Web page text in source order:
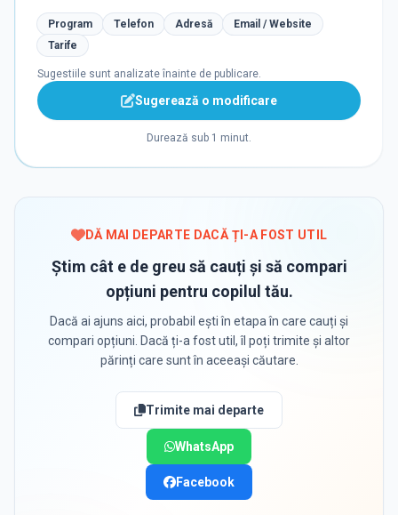
Program Telefon Adresă
Email / Website
Tarife
Sugestiile sunt analizate înainte de publicare.
Sugerează o modificare
Durează sub 1 minut.
DĂ MAI DEPARTE DACĂ ȚI-A FOST UTIL
Știm cât e de greu să cauți și să compari
opțiuni pentru copilul tău.
Dacă ai ajuns aici, probabil ești în etapa în care cauți și
compari opțiuni. Dacă ți-a fost util, îl poți trimite și altor
părinți care sunt în aceeași căutare.
Trimite mai departe
WhatsApp
Facebook